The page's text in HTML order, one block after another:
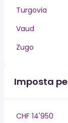
Turgovia
Vaud
Zugo
Imposta
CHF 14'950